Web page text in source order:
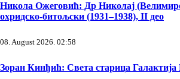
Никола Ожеговић: Др Николај
охридско-битољски (1931–1938), II део
08. August 2026. 02:58
Зоран Кинђић: Света старица